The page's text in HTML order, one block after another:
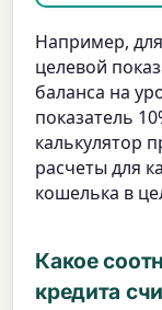
Например,
целевой
баланса на
показатель
калькулятор
расчеты для
кошелька в
Какое
кредита